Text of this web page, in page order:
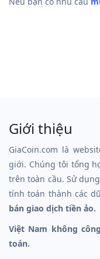
Giới thiệu
GiaCoin.com là
giới. Chúng tôi tổng
trên toàn cầu. Sử
tính toán thành các
bán giao dịch tiền ảo.
Việt Nam không
toán.